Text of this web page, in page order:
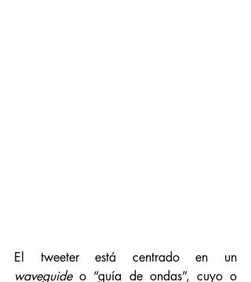
waveguide o “guía de ondas”, cuyo o